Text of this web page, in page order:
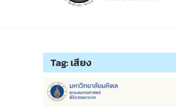
Tag:เสียง